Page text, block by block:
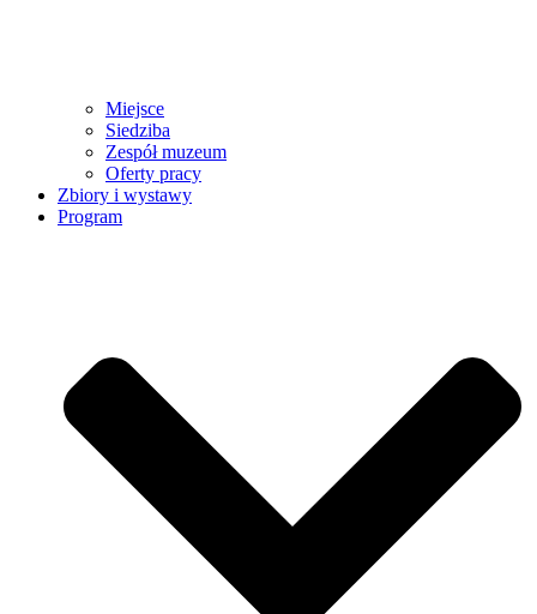
Miejsce
Siedziba
Zespół muzeum
Oferty pracy
Zbiory i wystawy
Program